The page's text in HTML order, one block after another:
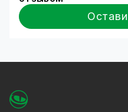
Запись видео и
Поддержка съемных
Хотите купить